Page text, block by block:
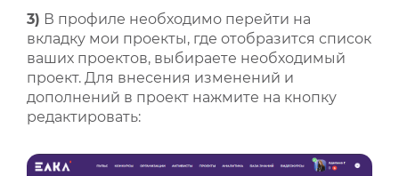
3) В профиле необходимо перейти на
вкладку мои проекты, где отобразится список
ваших проектов, выбираете необходимый
проект. Для внесения изменений и
дополнений в проект нажмите на кнопку
редактировать: